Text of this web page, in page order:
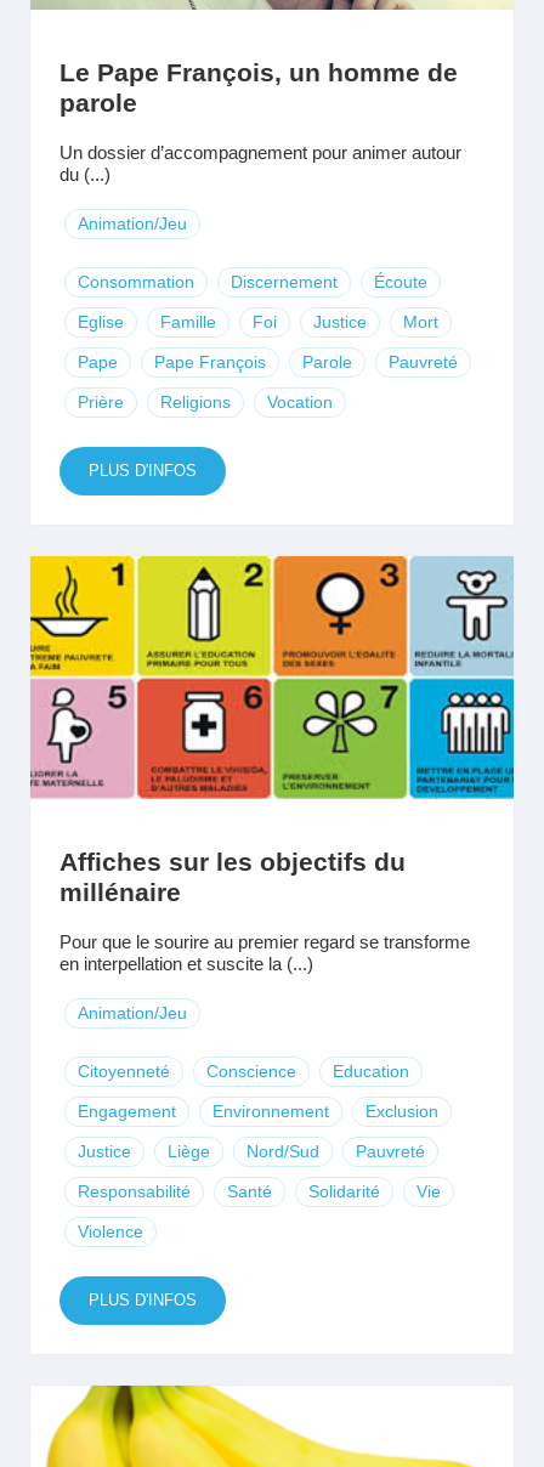
Le Pape François, un homme de
parole
Un dossier d’accompagnement pour animer autour
du (...)
Animation/Jeu
Consommation Discernement Écoute
Eglise Famille Foi Justice Mort
Pape Pape François Parole Pauvreté
Prière Religions Vocation
PLUS D'INFOS
Affiches sur les objectifs du
millénaire
Pour que le sourire au premier regard se transforme
en interpellation et suscite la (...)
Animation/Jeu
Citoyenneté Conscience Education
Engagement Environnement Exclusion
Justice Liège Nord/Sud Pauvreté
Responsabilité Santé Solidarité Vie
Violence
PLUS D'INFOS